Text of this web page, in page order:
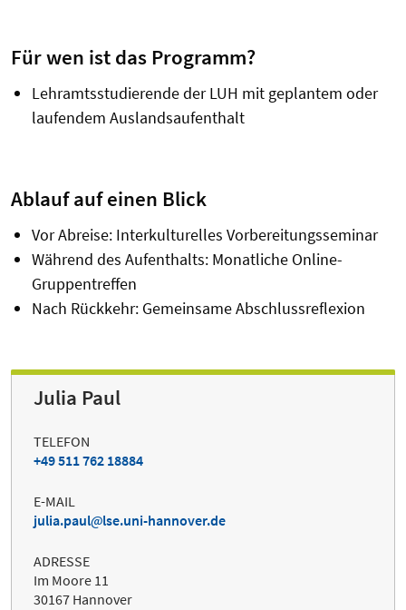
Für wen ist das Programm?
Lehramtsstudierende der LUH mit geplantem oder
laufendem Auslandsaufenthalt
Ablauf auf einen Blick
Vor Abreise: Interkulturelles Vorbereitungsseminar
Während des Aufenthalts: Monatliche Online-
Gruppentreffen
Nach Rückkehr: Gemeinsame Abschlussreflexion
Julia Paul
TELEFON
+49 511 762 18884
E-MAIL
julia.paul
lse.uni-hannover.de
ADRESSE
Im Moore 11
30167 Hannover